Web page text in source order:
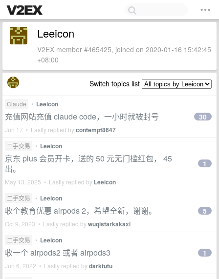
Leeicon
V2EX member #465425, joined on 2020-01-16 15:42:45
+08:00
Switch topics list
Claude • Leeicon
充值网站充值 claude code，一小时就被封号
Jun 17 • Lastly replied bycontempt8647
30
二手交易 • Leeicon
京东 plus 会员开卡，送的 50 元无门槛红包， 45
出。
May 13, 2025 • Lastly replied by Leeicon
1
二手交易 • Leeicon
收个教育优惠 airpods 2，希望全新，谢谢。
Oct 9, 2023 • Lastly replied bywuqistarkakaxi
5
二手交易 • Leeicon
收一个 airpods2 或者 airpods3
Jun 6, 2022 • Lastly replied bydarktutu
1